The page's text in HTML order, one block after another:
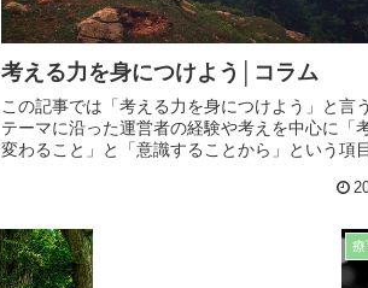
考える力を身につけよう│コラム
この記事では「考える力を身につけよう」と言
テーマに沿った運営者の経験や考えを中心に「
変わること」と「意識することから」という項
立つ内容となってますので、最後までお読み下
療